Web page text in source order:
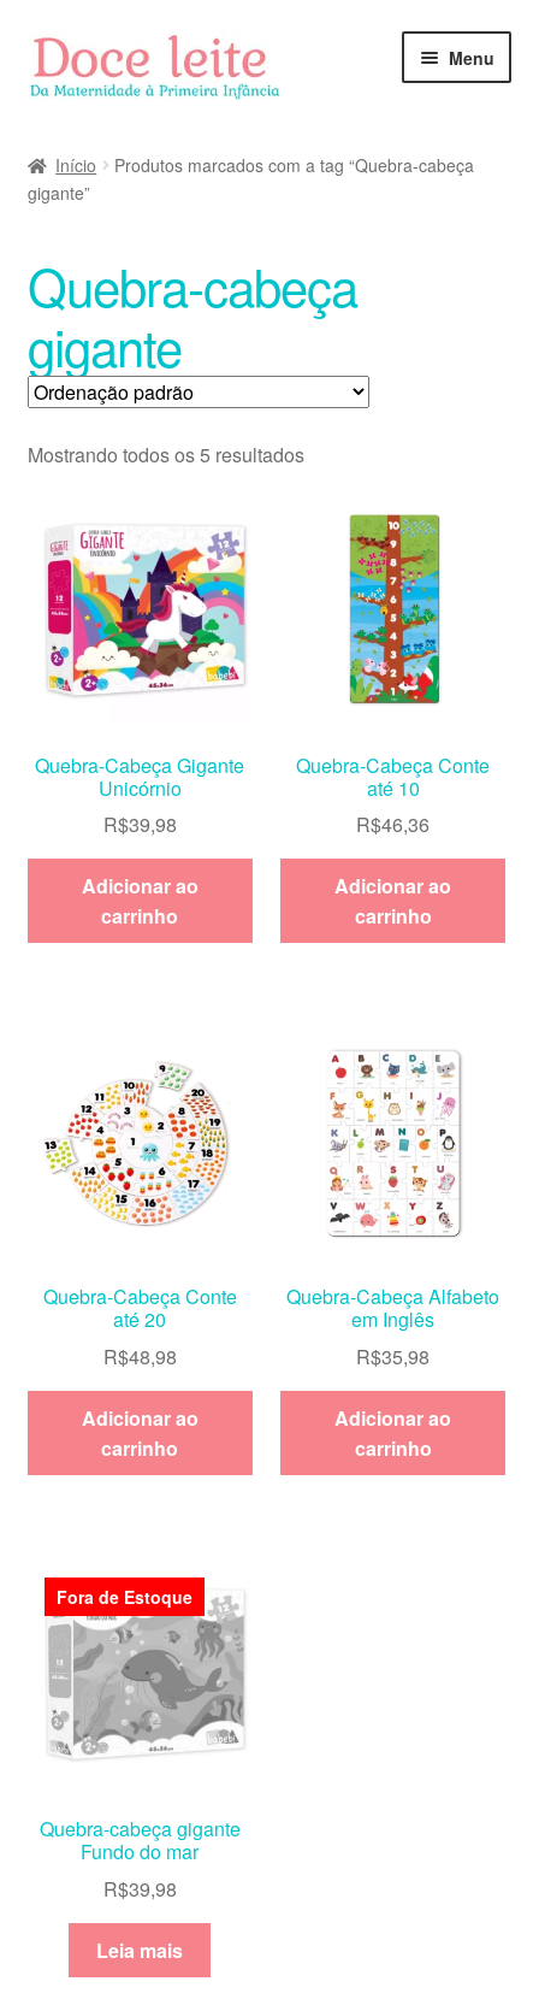
Pular
para
navegação
Pular
para
o
Menu
Início
Produtos marcados com a tag “Quebra-cabeça
gigante”
Quebra-cabeça
gigante
Mostrando todos os 5 resultados
Quebra-Cabeça Gigante
Unicórnio
R$39,98
Adicionar ao
carrinho
Quebra-Cabeça Conte
até 10
R$46,36
Adicionar ao
carrinho
Quebra-Cabeça Conte
até 20
R$48,98
Adicionar ao
carrinho
Quebra-Cabeça Alfabeto
em Inglês
R$35,98
Adicionar ao
carrinho
Fora de Estoque
Quebra-cabeça gigante
Fundo do mar
R$39,98
Leia mais